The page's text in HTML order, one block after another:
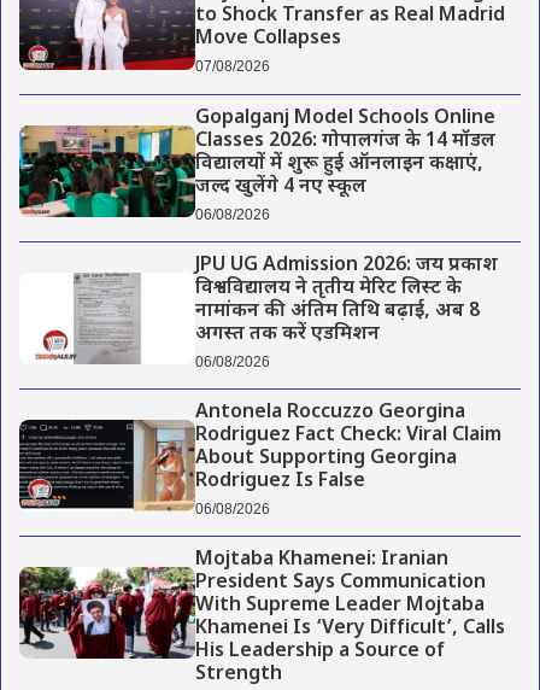
to Shock Transfer as Real Madrid
Move Collapses
07/08/2026
Gopalganj Model Schools Online
Classes 2026: गोपालगंज के 14 मॉडल
विद्यालयों में शुरू हुई ऑनलाइन कक्षाएं,
जल्द खुलेंगे 4 नए स्कूल
06/08/2026
JPU UG Admission 2026: जय प्रकाश
विश्वविद्यालय ने तृतीय मेरिट लिस्ट के
नामांकन की अंतिम तिथि बढ़ाई, अब 8
अगस्त तक करें एडमिशन
06/08/2026
Antonela Roccuzzo Georgina
Rodriguez Fact Check: Viral Claim
About Supporting Georgina
Rodriguez Is False
06/08/2026
Mojtaba Khamenei: Iranian
President Says Communication
With Supreme Leader Mojtaba
Khamenei Is ‘Very Difficult’, Calls
His Leadership a Source of
Strength